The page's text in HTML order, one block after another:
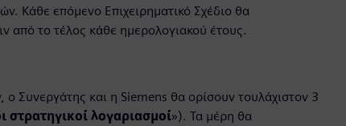
Κάθε επόμενο Επιχειρηματικό Σχέδιο θα
από το τέλος κάθε ημερολογιακού έτους.
και η Siemens θα ορίσουν τουλάχιστον 3
στρατηγικοί λογαριασμοί»). Τα μέρη θα